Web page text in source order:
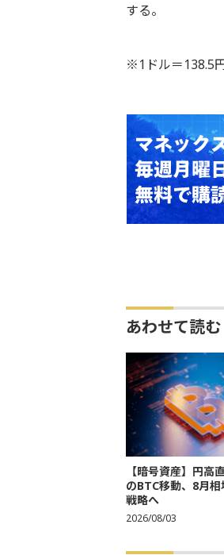
する。
※1ドル＝138.5
あわせて読む
【暗号資産】円高
のBTC移動、8月相
戦略へ
2026/08/03